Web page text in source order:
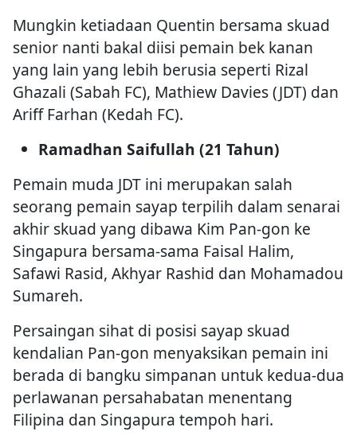
Mungkin ketiadaan Quentin bersama skuad
senior nanti bakal diisi pemain bek kanan
yang lain yang lebih berusia seperti Rizal
Ghazali (Sabah FC), Mathiew Davies (JDT) dan
Ariff Farhan (Kedah FC).
Ramadhan Saifullah (21 Tahun)
Pemain muda JDT ini merupakan salah
seorang pemain sayap terpilih dalam senarai
akhir skuad yang dibawa Kim Pan-gon ke
Singapura bersama-sama Faisal Halim,
Safawi Rasid, Akhyar Rashid dan Mohamadou
Sumareh.
Persaingan sihat di posisi sayap skuad
kendalian Pan-gon menyaksikan pemain ini
berada di bangku simpanan untuk kedua-dua
perlawanan persahabatan menentang
Filipina dan Singapura tempoh hari.